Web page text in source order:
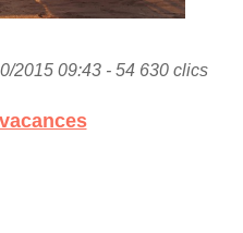
2015 09:43 - 54 630 clics